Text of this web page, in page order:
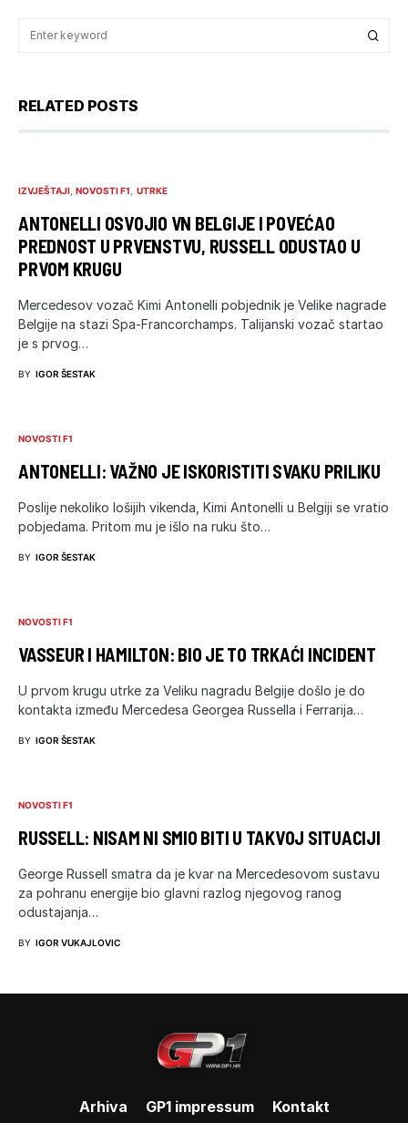
RELATED POSTS
IZVJEŠTAJI NOVOSTI F1 UTRKE
ANTONELLI OSVOJIO VN BELGIJE I POVEĆAO
PREDNOST U PRVENSTVU, RUSSELL ODUSTAO U
PRVOM KRUGU
Mercedesov vozač Kimi Antonelli pobjednik je Velike nagrade
Belgije na stazi Spa-Francorchamps. Talijanski vozač startao
je s prvog…
BY IGOR ŠESTAK
NOVOSTI F1
ANTONELLI: VAŽNO JE ISKORISTITI SVAKU PRILIKU
Poslije nekoliko lošijih vikenda, Kimi Antonelli u Belgiji se vratio
pobjedama. Pritom mu je išlo na ruku što…
BY IGOR ŠESTAK
NOVOSTI F1
VASSEUR I HAMILTON: BIO JE TO TRKAĆI INCIDENT
U prvom krugu utrke za Veliku nagradu Belgije došlo je do
kontakta između Mercedesa Georgea Russella i Ferrarija…
BY IGOR ŠESTAK
NOVOSTI F1
RUSSELL: NISAM NI SMIO BITI U TAKVOJ SITUACIJI
George Russell smatra da je kvar na Mercedesovom sustavu
za pohranu energije bio glavni razlog njegovog ranog
odustajanja…
BY IGOR VUKAJLOVIC
Arhiva GP1 impressum Kontakt